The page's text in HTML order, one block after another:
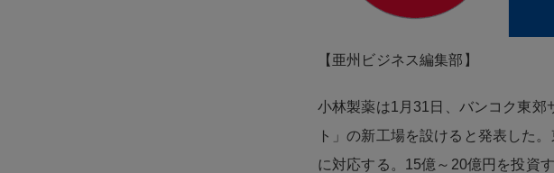
【亜州ビジネス編集部】
小林製薬は1月31日、バンコク東
ト」の新工場を設けると発表した
に対応する。15億～20億円を投資